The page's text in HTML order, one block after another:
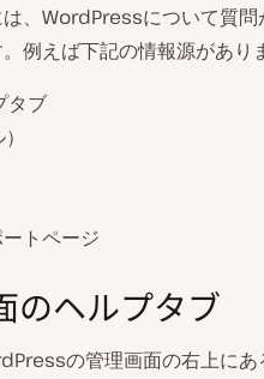
、WordPressについて質問
例えば下記の情報源があり
タブ
トページ
のヘルプタブ
の管理画面の右上にあ